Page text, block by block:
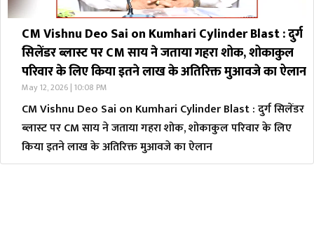
CM Vishnu Deo Sai on Kumhari Cylinder Blast : दुर्ग
सिलेंडर ब्लास्ट पर CM साय ने जताया गहरा शोक, शोकाकुल
परिवार के लिए किया इतने लाख के अतिरिक्त मुआवजे का ऐलान
May 12, 2026 | 10:08 PM
CM Vishnu Deo Sai on Kumhari Cylinder Blast : दुर्ग सिलेंडर
ब्लास्ट पर CM साय ने जताया गहरा शोक, शोकाकुल परिवार के लिए
किया इतने लाख के अतिरिक्त मुआवजे का ऐलान